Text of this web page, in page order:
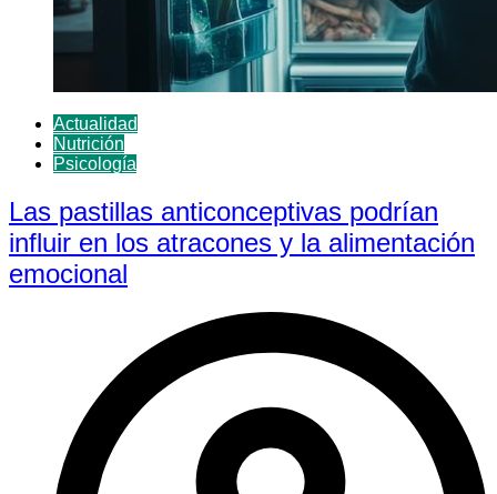
Actualidad
Nutrición
Psicología
Las pastillas anticonceptivas podrían
influir en los atracones y la alimentación
emocional